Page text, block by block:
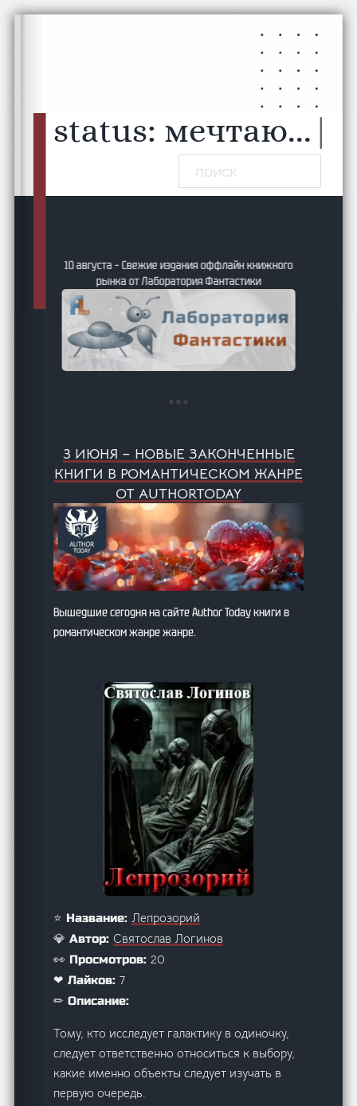
Перейти к основному содержанию
Перейти к нижнему колонтитулу
status: мечтаю... |
Поиск
10 августа – Свежие издания оффлайн книжного
рынка от Лаборатория Фантастики
3 ИЮНЯ – НОВЫЕ ЗАКОНЧЕННЫЕ
КНИГИ В РОМАНТИЧЕСКОМ ЖАНРЕ
ОТ AUTHORTODAY
Вышедшие сегодня на сайте Author Today книги в
романтическом жанре жанре.
⭐ Название:Лепрозорий
💎 Автор:Святослав Логинов
👀 Просмотров:20
❤ Лайков:7
✏ Описание:
Тому, кто исследует галактику в одиночку,
следует ответственно относиться к выбору,
какие именно объекты следует изучать в
первую очередь.